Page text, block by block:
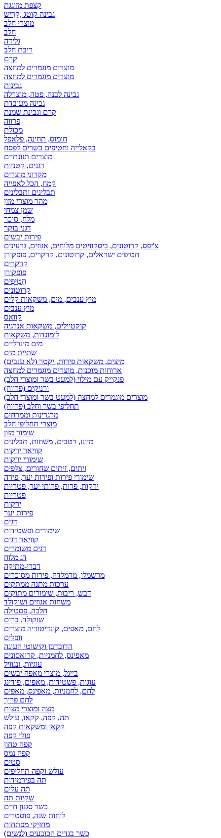
קצפת מזוגגת
גבינה קוטג ,קָרִישׁ
מוצרי חלב
חלב
גלידה
ריבת חלב
קרם
מוצרים מוגמרים למחצה
מוצרים מוגמרים למחצה
גבינות
גבינה לבנה, פטה, מוצרלה
גבינה מעובדת
קרם וגבינת שמנת
פרווה
מכולת
חומוס, תחינה, פלאפל
בקאלייה וחטיפים כשרים לפסח
מוצרים תזונתיים
דגנים, קטניות
מקרוני מוצרים
קמח, הכל לאפייה
תבלינים ותבלינים
מהר מוצרי מזון
שמן צמחי
מלח, סוכר
דגני בוקר
פירות יבשים
צ'יפס, קרוטונים, ביסקוויטים מלוחים, אגוזים, גרעינים
חטיפים ישראלים, קרוטונים, קרקרים, פופקורן
קרקרים
פופקורן
חֲטִיפִים
קרוטונים
מיץ ענבים, מים, משקאות קלים
מיץ ענבים
קוואס
קוקטיילים, משקאות אנרגיה
לימונדות, משקאות
מים מינרליים
שתיית מים
מיצים, משקאות פירות, יקטר (לא ענבים)
ארוחות מוכנות, מוצרים מוגמרים למחצה
פנקייק עם מילוי (למעט בשר ומוצרי חלב)
ורניקים (פרווה)
מוצרים מוגמרים למחצה (למעט בשר ומוצרי חלב)
תחליפי בשר וחלב (פרווה)
מרגרינות וממרחים
מוצרי תחליפי חלב
שימור מזון
מיונז, רטבים, משחות, תבלינים
קוויאר ירקות
שימורי ירקות
זיתים, זיתים שחורים, צלפים
שימורי פירות ופירות יער, פירה
ירקות, פרות, פרותי יער, פטריות
פטריות
ירקות
פירות יער
דגים
שימורים ופשטידות
קוויאר דגים
דגים משומרים
דג מלוח
דברי-מתיקה
מרשמלו, מרמלדה, פירות מסוכרים
ערכות מתנה ממתקים
דבש, ריבות, שימורים מתוקים
משחות אגוזים ושוקולד
חלבה, פסטילה
שוקולד, ברים
לחם, מאפים, קונדיטוריה מוצרים
וופלים
הדובדבן וקישוטי העוגה
מאפינס, לחמניות, קרואסונים
עוגיות, זנגוויל
בייגל, מוצרי מאפה יבשים
עוגות, פשטידות, מאפים, פודינג
לחם, לחמניות, מאפינס, מאפים
לחם פריך
מצה ומוצרי מצות
תה, קפה, קקאו, עולש
קקאו ומשקאות קפה
פולי קפה
קפה טחון
קפה נמס
סטים
עולש וקפה תחליפים
תה בפירמידות
תה עלים
שקיות תה
כשר סגנון חיים
לוחות שנה, פוסטרים
מחזיקי מפתחות
כשר בגדים הכובעים (לנשים)